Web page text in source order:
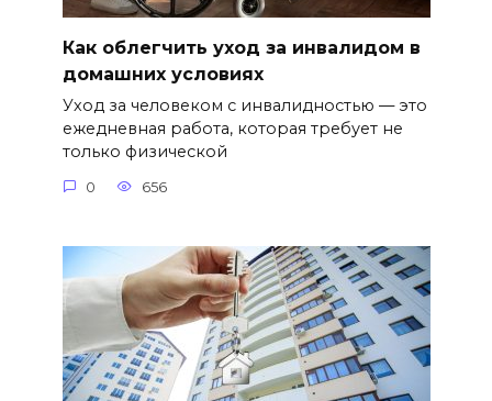
Как облегчить уход за инвалидом в
домашних условиях
Уход за человеком с инвалидностью — это
ежедневная работа, которая требует не
только физической
0 656